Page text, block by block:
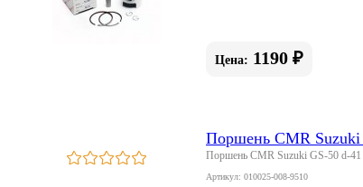
Цена: 1190 ₽
Поршень CMR
Поршень CMR Suzuki GS-50 d-
Артикул: 010025-008-9510